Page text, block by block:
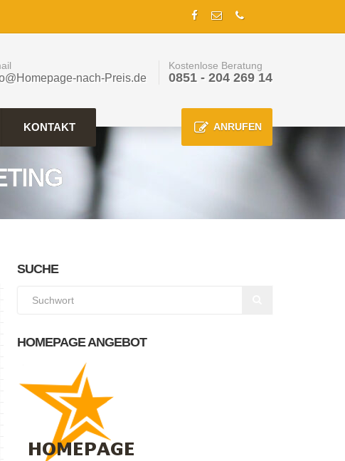
nach-Preis.de
Kostenlose Beratung
0851 - 204 269 14
KONTAKT ANRUFEN
SUCHE
HOMEPAGE ANGEBOT